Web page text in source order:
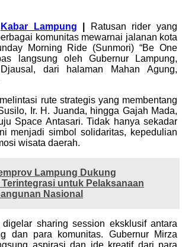
Kabar Lampung
Ratusan rider yang
komunitas mewarnai jalanan kota
Morning Ride (Sunmori) “Be One
langsung oleh Gubernur Lampung,
dari halaman Mahan Agung,
rute strategis yang membentang
Ir. H. Juanda, hingga Gajah Mada,
Space Antasari. Tidak hanya sekadar
menjadi simbol solidaritas, kepedulian
wisata daerah.
Lampung Dukung
untuk Pelaksanaan
Nasional
sharing session eksklusif antara
dan para komunitas. Gubernur Mirza
aspirasi dan ide kreatif dari para